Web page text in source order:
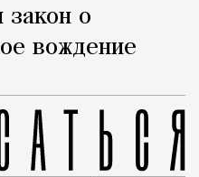
закон о
вождение